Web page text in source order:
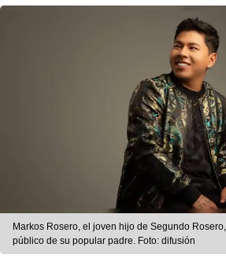
Markos Rosero, el joven hijo de Segundo
público de su popular padre. Foto: difusión